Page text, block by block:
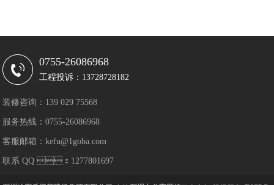
0755-26086968
工程投诉：13728728182
装修咨询：139 029 75568
服务热线：0755-26086968
客服邮箱：kefu@1goba.com
联系 QQ ：1277801697